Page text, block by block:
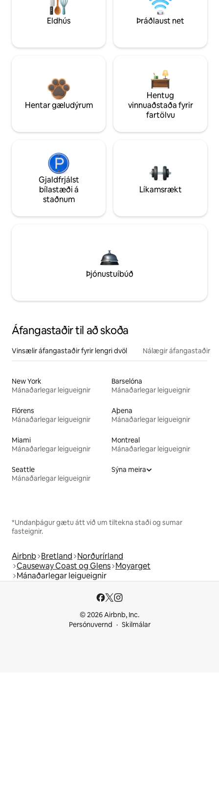
Eldhús Þráðlaust net
Hentar gæludýrum
Hentug
vinnuaðstaða fyrir
fartölvu
Gjaldfrjálst
bílastæði á
staðnum
Líkamsrækt
Þjónustuíbúð
Áfangastaðir til að skoða
Vinsælir áfangastaðir fyrir lengri dvöl Nálægir áfangastaðir
New York
Mánaðarlegar leigueignir
Barselóna
Mánaðarlegar leigueignir
Flórens
Mánaðarlegar leigueignir
Aþena
Mánaðarlegar leigueignir
Miami
Mánaðarlegar leigueignir
Montreal
Mánaðarlegar leigueignir
Seattle
Mánaðarlegar leigueignir
Sýna meira
*Undanþágur gætu átt við um tiltekna staði og sumar
fasteignir.
Airbnb Bretland Norðurírland
Causeway Coast og Glens Moyarget
Mánaðarlegar leigueignir
© 2026 Airbnb, Inc.
Persónuvernd
Skilmálar